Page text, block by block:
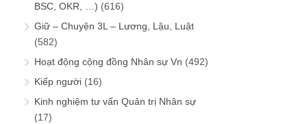
BSC, OKR, …) (616)
Giữ – Chuyện 3L – Lương, Lậu, Luật
(582)
Hoạt động cộng đồng Nhân sự Vn (492)
Kiếp người (16)
Kinh nghiệm tư vấn Quản trị Nhân sự
(17)